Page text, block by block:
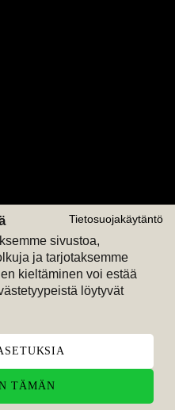
Tietosuojakäytäntö
sivustoa,
ja tarjotaksemme
kieltäminen voi estää
löytyvät
TÄMÄN
Seuraa meitä